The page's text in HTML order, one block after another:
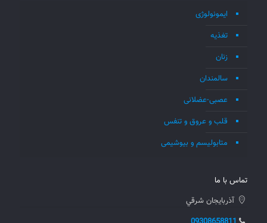
ایمونولوژی
تغذیه
زنان
سالمندان
عصبی-عضلانی
قلب و عروق و تنفس
متابولیسم و بیوشیمی
تماس با ما
آذربايجان شرقي